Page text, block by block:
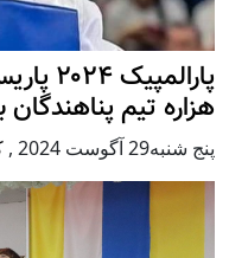
هزاره تیم
پنج شنبه29 آگوست 2024 ,